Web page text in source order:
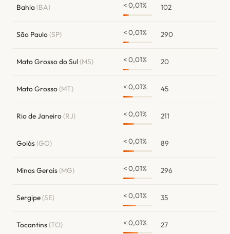
Bahia (BA) < 0,01% 102
São Paulo(SP) < 0,01% 290
Mato Grosso do Sul(MS) < 0,01% 20
Mato Grosso(MT) < 0,01% 45
Rio de Janeiro(RJ) < 0,01% 211
Goiás(GO) < 0,01% 89
Minas Gerais(MG) < 0,01% 296
Sergipe(SE) < 0,01% 35
Tocantins(TO) < 0,01% 27